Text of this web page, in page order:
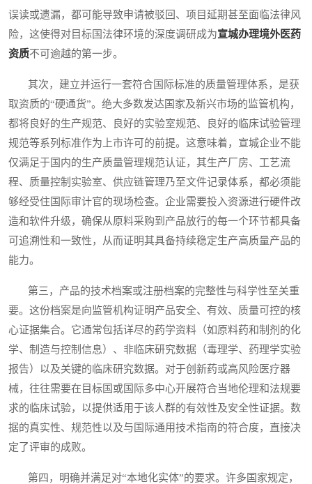
误读或遗漏，都可能导致申请被驳回、项目延期甚至面临法律风
险，这使得对目标国法律环境的深度调研成为宣城办理境外医药
资质不可逾越的第一步。
其次，建立并运行一套符合国际标准的质量管理体系，是获
取资质的“硬通货”。绝大多数发达国家及新兴市场的监管机构，
都将良好的生产规范、良好的实验室规范、良好的临床试验管理
规范等系列标准作为上市许可的前提。这意味着，宣城企业不能
仅满足于国内的生产质量管理规范认证，其生产厂房、工艺流
程、质量控制实验室、供应链管理乃至文件记录体系，都必须能
够经受住国际审计官的现场检查。企业需要投入资源进行硬件改
造和软件升级，确保从原料采购到产品放行的每一个环节都具备
可追溯性和一致性，从而证明其具备持续稳定生产高质量产品的
能力。
第三，产品的技术档案或注册档案的完整性与科学性至关重
要。这份档案是向监管机构证明产品安全、有效、质量可控的核
心证据集合。它通常包括详尽的药学资料（如原料药和制剂的化
学、制造与控制信息）、非临床研究数据（毒理学、药理学实验
报告）以及关键的临床研究数据。对于创新药或高风险医疗器
械，往往需要在目标国或国际多中心开展符合当地伦理和法规要
求的临床试验，以提供适用于该人群的有效性及安全性证据。数
据的真实性、规范性以及与国际通用技术指南的符合度，直接决
定了评审的成败。
第四，明确并满足对“本地化实体”的要求。许多国家规定，